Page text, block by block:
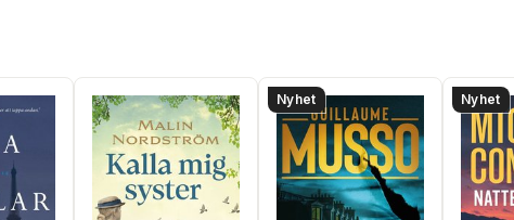
Nyhet Nyhet